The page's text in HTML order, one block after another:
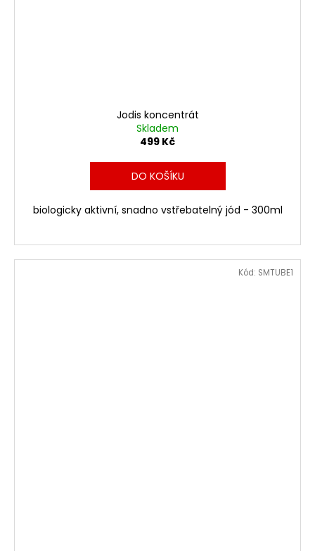
Jodis koncentrát
Skladem
499 Kč
DO KOŠÍKU
biologicky aktivní, snadno vstřebatelný jód - 300ml
Kód: SMTUBE1